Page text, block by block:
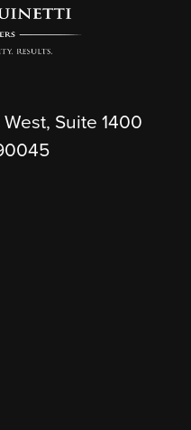
Suite 1400